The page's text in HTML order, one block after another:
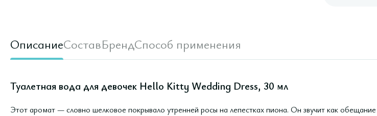
ОписаниеСоставБрендСпособ применения
Туалетная вода для девочек Hello Kitty Wedding Dress, 30 мл
Этот аромат — словно шелковое покрывало утренней росы на лепестках пиона. Он звучит как обещание